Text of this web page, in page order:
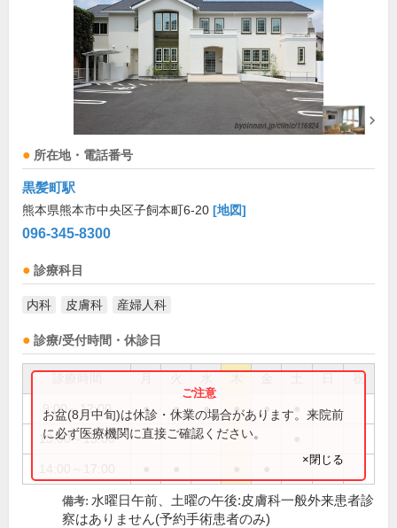
所在地・電話番号
黒髪町駅
熊本県熊本市中央区子飼本町6-20 [地図]
096-345-8300
診療科目
内科 皮膚科 産婦人科
診療/受付時間・休診日
祝
9:00～12:00 ● ● ● ● ●
13:00～15:00
お盆(8月中旬)は休診・休業の場合があります。来院前
に必ず医療機関に直接ご確認ください。
×閉じる
備考: 水曜日午前、土曜の午後:皮膚科一般外来患者診
察はありません(予約手術患者のみ)